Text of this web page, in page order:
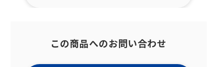
この商品へのお問い合わせ